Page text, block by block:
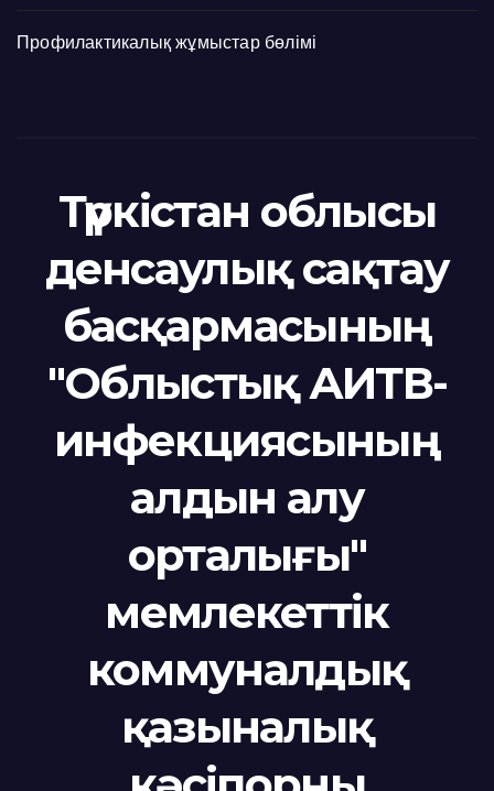
Профилактикалық жұмыстар бөлімі
Түркістан облысы
денсаулық сақтау
басқармасының
"Облыстық АИТВ-
инфекциясының
алдын алу
орталығы"
мемлекеттік
коммуналдық
қазыналық